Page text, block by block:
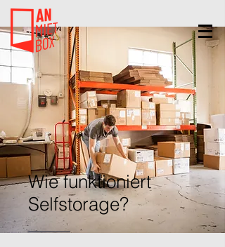
Wie funktioniert
Selfstorage?